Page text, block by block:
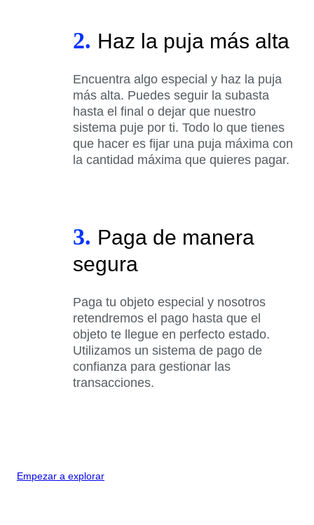
2. Haz la puja más alta
Encuentra algo especial y haz la puja
más alta. Puedes seguir la subasta
hasta el final o dejar que nuestro
sistema puje por ti. Todo lo que tienes
que hacer es fijar una puja máxima con
la cantidad máxima que quieres pagar.
3. Paga de manera
segura
Paga tu objeto especial y nosotros
retendremos el pago hasta que el
objeto te llegue en perfecto estado.
Utilizamos un sistema de pago de
confianza para gestionar las
transacciones.
Empezar a explorar